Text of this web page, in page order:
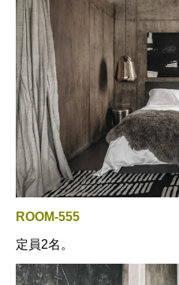
ROOM-555
定員2名。